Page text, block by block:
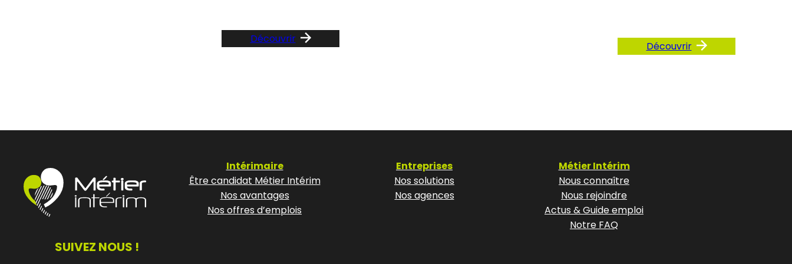
Découvrir
Découvrir
SUIVEZ NOUS !
Intérimaire
Être candidat Métier Intérim
Nos avantages
Nos offres d’emplois
Entreprises
Nos solutions
Nos agences
Métier Intérim
Nous connaître
Nous rejoindre
Actus & Guide emploi
Notre FAQ